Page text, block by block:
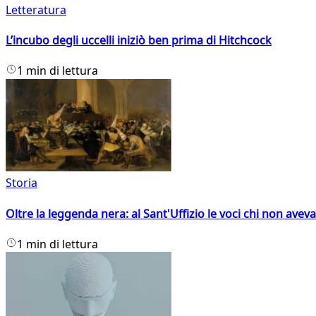
Letteratura
L’incubo degli uccelli iniziò ben prima di Hitchcock
1 min di lettura
Storia
Oltre la leggenda nera: al Sant'Uffizio le voci chi non
1 min di lettura